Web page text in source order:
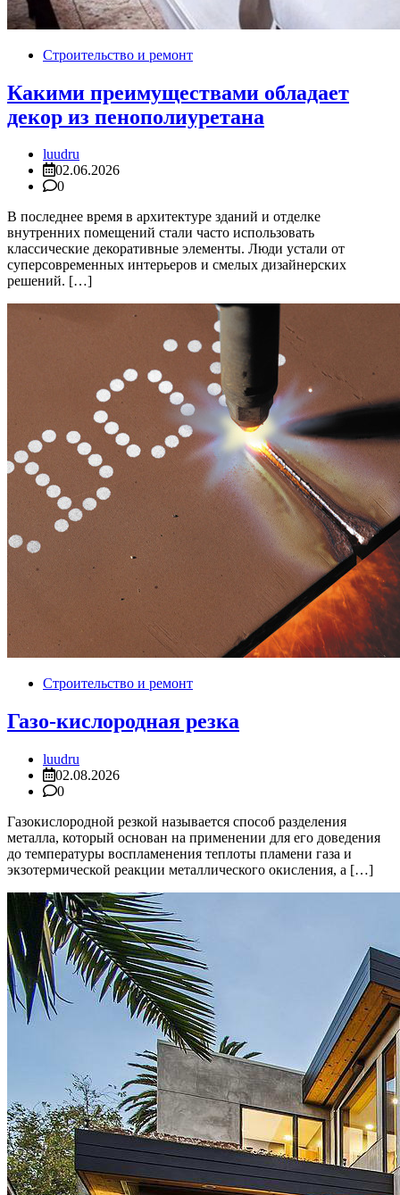
Строительство и ремонт
Какими преимуществами обладает
декор из пенополиуретана
luudru
02.06.2026
0
В последнее время в архитектуре зданий и отделке
внутренних помещений стали часто использовать
классические декоративные элементы. Люди устали от
суперсовременных интерьеров и смелых дизайнерских
решений. […]
Строительство и ремонт
Газо-кислородная резка
luudru
02.08.2026
0
Газокислородной резкой называется способ разделения
металла, который основан на применении для его доведения
до температуры воспламенения теплоты пламени газа и
экзотермической реакции металлического окисления, а […]